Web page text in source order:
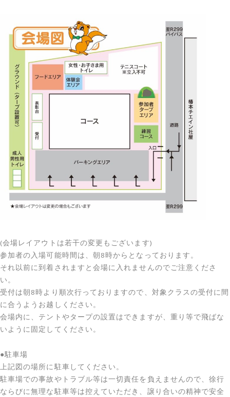
(会場レイアウトは若干の変更もございます)
参加者の入場可能時間は、朝8時からとなっております。
それ以前に到着されますと会場に入れませんのでご注意くださ
い。
受付は朝8時より順次行っておりますので、対象クラスの受付に間
に合うようお越しください。
会場内に、テントやタープの設置はできますが、重り等で飛ばな
いように固定してください。
●駐車場
上記図の場所に駐車してください。
駐車場での事故やトラブル等は一切責任を負えませんので、徐行
ならびに無理な駐車等は控えていただき、譲り合いの精神で安全